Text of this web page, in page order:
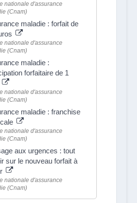
nationale d'assurance
(Cnam)
maladie : forfait de
nationale d'assurance
(Cnam)
maladie :
forfaitaire de 1
nationale d'assurance
(Cnam)
maladie : franchise
nationale d'assurance
(Cnam)
aux urgences : tout
sur le nouveau forfait à
nationale d'assurance
(Cnam)